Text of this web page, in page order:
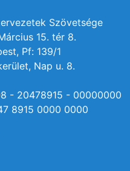
Szövetsége
15. tér 8.
Pf: 139/1
Nap u. 8.
- 20478915 - 00000000
8915 0000 0000